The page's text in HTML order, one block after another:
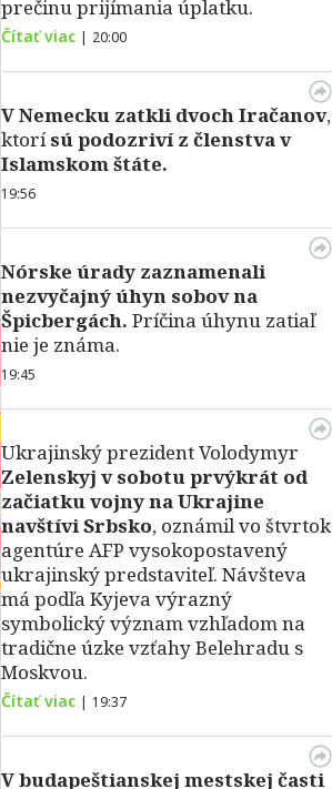
prečinu prijímania úplatku.
Čítať viac | 20:00
V Nemecku zatkli dvoch Iračanov,
ktorísú podozriví z členstva v
Islamskom štáte.
19:56
Nórske úrady zaznamenali
nezvyčajný úhyn sobov na
Špicbergách. Príčina úhynu zatiaľ
nie je známa.
19:45
Ukrajinský prezident Volodymyr
Zelenskyj v sobotu prvýkrát od
začiatku vojny na Ukrajine
navštívi Srbsko, oznámil vo štvrtok
agentúre AFP vysokopostavený
ukrajinský predstaviteľ. Návšteva
má podľa Kyjeva výrazný
symbolický význam vzhľadom na
tradične úzke vzťahy Belehradu s
Moskvou.
Čítať viac | 19:37
Vbudapeštianskej mestskej časti